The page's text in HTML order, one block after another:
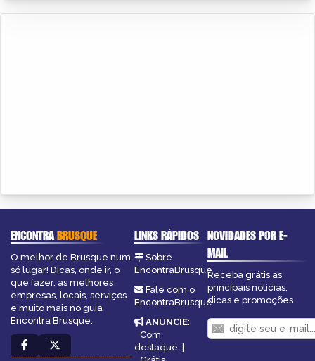
ENCONTRABRUSQUE
O melhor de Brusque num
só lugar! Dicas, onde ir, o
que fazer, as melhores
empresas, locais, serviços
e muito mais no guia
Encontra Brusque.
LINKS RÁPIDOS
Sobre
EncontraBrusque
Fale com o
EncontraBrusque
ANUNCIE:
Com
destaque |
NOVIDADES POR E-
MAIL
Receba grátis as
principais notícias,
dicas e promoções